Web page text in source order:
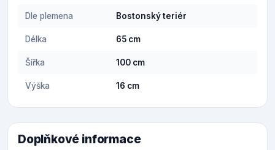
Dle plemena Bostonský teriér
Délka 65 cm
Šířka 100 cm
Výška 16 cm
Doplňkové informace